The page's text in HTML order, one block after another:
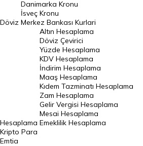
Kanada Doları Kuru
Norveç Kronu Kuru
İsveç Kronu Kuru
Japon Yeni Kuru
Serbest Piyasa Döviz Kurları
Merkez Bankası Döviz Kurları
Altın Fiyatları
Gram Altın Fiyatı
Döviz
Danimarka Kronu
İsveç Kronu
Merkez Bankası Kurlari
Hesaplama
Altın Hesaplama
Döviz Çevirici
Yüzde Hesaplama
KDV Hesaplama
İndirim Hesaplama
Maaş Hesaplama
Kıdem Tazminatı Hesaplama
Zam Hesaplama
Gelir Vergisi Hesaplama
Mesai Hesaplama
Emeklilik Hesaplama
Kripto Para
Emtia